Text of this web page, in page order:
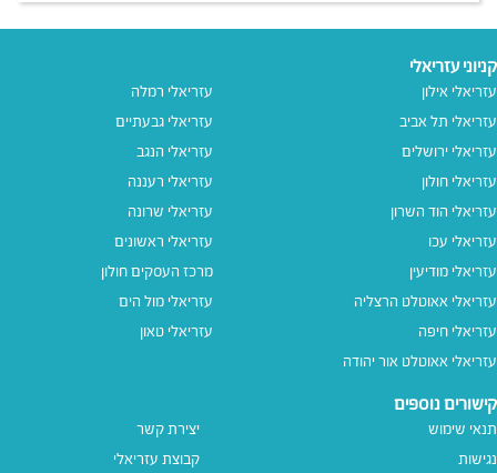
קניוני עזריאלי
עזריאלי אילון
עזריאלי תל אביב
עזריאלי ירושלים
עזריאלי חולון
עזריאלי הוד השרון
עזריאלי עכו
עזריאלי מודיעין
עזריאלי אאוטלט הרצליה
עזריאלי חיפה
עזריאלי אאוטלט אור יהודה
עזריאלי רמלה
עזריאלי גבעתיים
עזריאלי הנגב
עזריאלי רעננה
עזריאלי שרונה
עזריאלי ראשונים
מרכז העסקים חולון
עזריאלי מול הים
עזריאלי טאון
קישורים נוספים
תנאי שימוש
נגישות
יצירת קשר
קבוצת עזריאלי